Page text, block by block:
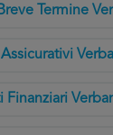
Termine
Finanziari